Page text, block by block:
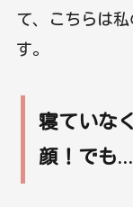
て、こちらは
す。
寝ていな
顔！でも…